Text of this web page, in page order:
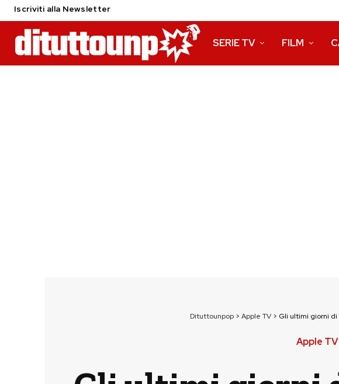
Iscriviti alla Newsletter
SERIE TV FILM
Dituttounpop> Apple TV> Gli ultimi giorni di
Apple TV